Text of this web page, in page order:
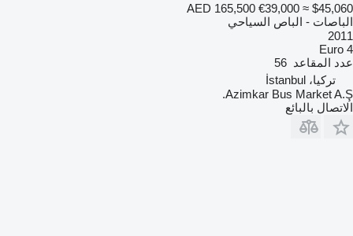
AED 165,500 €39,000 ≈ $45,060
الباصات - الباص السياحي
2011
Euro 4
عدد المقاعد 56
تركيا، İstanbul
Azimkar Bus Market A.Ş.
الاتصال بالبائع